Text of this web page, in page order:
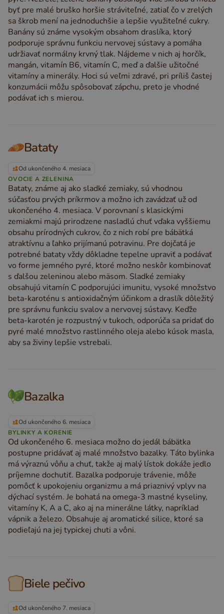
byť pre malé bruško horšie stráviteľné, zatiaľ čo v zrelých
sa škrob mení na jednoduchšie a lepšie využiteľné cukry.
Banány sú známe vysokým obsahom draslíka, ktorý
podporuje správnu funkciu nervovej sústavy a pomáha
udržiavať normálny krvný tlak. Nájdeme v nich aj horčík,
mangán, vitamín B6, vitamín C, meď a ďalšie užitočné
vitamíny a minerály. Hoci sú veľmi zdravé, pri príliš častej
konzumácii môžu spôsobovať zápchu, preto je vhodné
podávať ich s mierou.
Bataty
Od ukončeného 4. mesiaca
OVOCIE A ZELENINA
Bataty, známe aj ako sladké zemiaky, sú vhodnou
súčasťou prvých príkrmov a možno ich zavádzať už od
ukončeného 4. mesiaca. V porovnaní s klasickými
zemiakmi majú prirodzene nasladlú chuť vďaka vyššiemu
obsahu prírodných cukrov, čo z nich robí pre bábätká
atraktívnu a ľahko prijímanú potravinu. Pre dojčatá je
potrebné bataty vždy dôkladne tepelne upraviť a podávať
vo forme jemného pyré, ktoré možno neskôr kombinovať
s ďalšou zeleninou alebo mäsom. Sladké zemiaky
obsahujú vitamín C podporujúci imunitu, vysoké množstvo
beta-karoténu s antioxidačným účinkom a draslík dôležitý
pre správnu funkciu svalov a nervovej sústavy. Keďže
beta-karotén je rozpustný v tukoch, odporúča sa pridať do
pyré malé množstvo rastlinného oleja alebo kúsok masla,
aby sa živiny lepšie vstrebali.
Bazalka
Od ukončeného 6. mesiaca
BYLINKY A KORENIE
Od ukončeného 6. mesiaca možno do jedál bábätka
postupne pridávať aj malé množstvo bazalky. Táto bylinka
má výraznú vôňu a chuť, takže aj malý lístok dokáže jedlo
príjemne dochutiť. Bazalka podporuje trávenie, môže
pomôcť k upokojeniu organizmu a má priaznivý vplyv na
dýchací systém. Je bohatá na omega-3 mastné kyseliny,
vitamíny K, A a C, ako aj na minerálne látky, napríklad
vápnik a železo. Obsahuje aj aromatické silice, ktoré sa
podieľajú na jej typickej chuti a vôni.
Biele pečivo
Od ukončeného 7. mesiaca